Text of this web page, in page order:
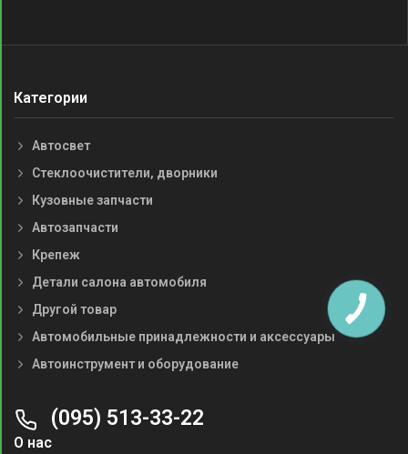
Категории
Автосвет
Стеклоочистители, дворники
Кузовные запчасти
Автозапчасти
Крепеж
Детали салона автомобиля
Другой товар
Автомобильные принадлежности и аксессуары
Автоинструмент и оборудование
(095) 513-33-22
О нас